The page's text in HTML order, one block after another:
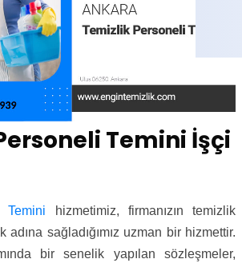
Temini İşçi
Temini hizmetimiz, firmanızın temizlik
adına sağladığımız uzman bir hizmettir.
bir senelik yapılan sözleşmeler,